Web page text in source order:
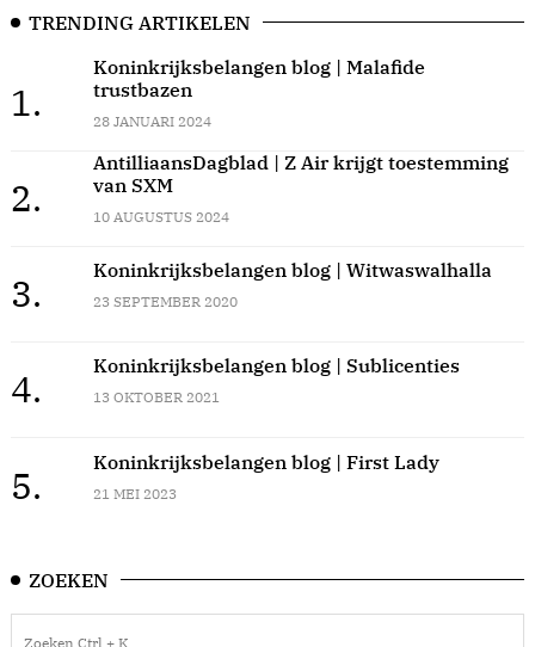
TRENDING ARTIKELEN
1.
Koninkrijksbelangen blog | Malafide
trustbazen
28 JANUARI 2024
2.
AntilliaansDagblad | Z Air krijgt toestemming
van SXM
10 AUGUSTUS 2024
3.
Koninkrijksbelangen blog | Witwaswalhalla
23 SEPTEMBER 2020
4.
Koninkrijksbelangen blog | Sublicenties
13 OKTOBER 2021
5.
Koninkrijksbelangen blog | First Lady
21 MEI 2023
ZOEKEN